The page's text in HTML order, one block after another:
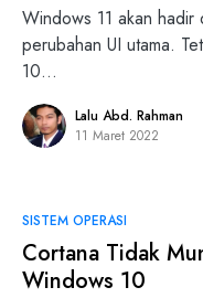
Windows 11 akan
perubahan UI utama.
10…
Lalu Abd. Rahman
11 Maret 2022
SISTEM OPERASI
Cortana Tidak
Windows 10